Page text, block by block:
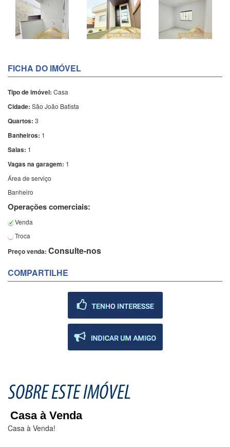
FICHA DO IMÓVEL
Tipo de imóvel: Casa
Cidade: São João Batista
Quartos: 3
Banheiros: 1
Salas: 1
Vagas na garagem: 1
Área de serviço
Banheiro
Operações comerciais:
Venda
Troca
Preço venda: Consulte-nos
COMPARTILHE
Casa à Venda
Casa à Venda!